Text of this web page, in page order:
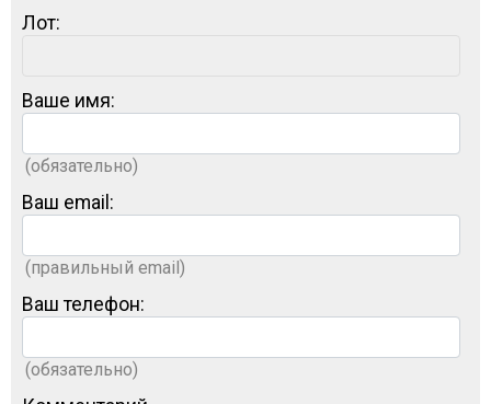
Лот:
Ваше имя:
(обязательно)
Ваш email:
(правильный email)
Ваш телефон:
(обязательно)